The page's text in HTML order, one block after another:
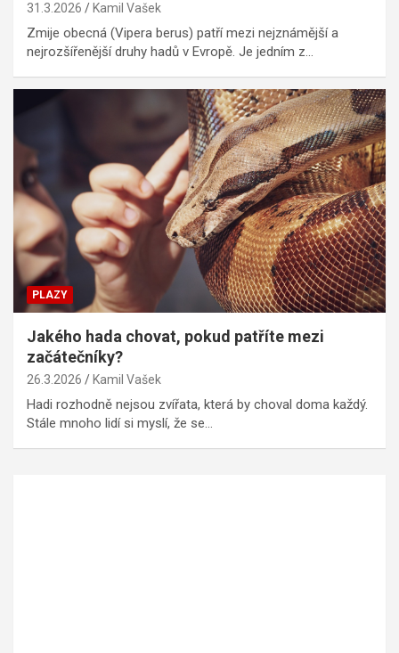
31.3.2026 Kamil Vašek
Zmije obecná (Vipera berus) patří mezi nejznámější a
nejrozšířenější druhy hadů v Evropě. Je jedním z…
PLAZY
Jakého hada chovat, pokud patříte mezi
začátečníky?
26.3.2026 Kamil Vašek
Hadi rozhodně nejsou zvířata, která by choval doma každý.
Stále mnoho lidí si myslí, že se…